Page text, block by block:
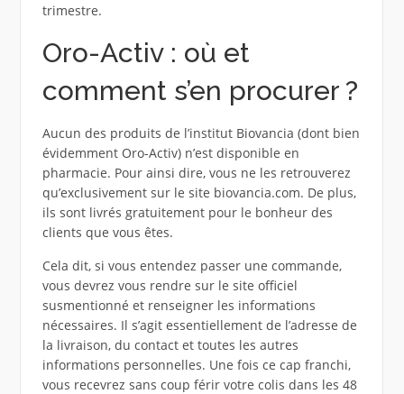
trimestre.
Oro-Activ : où et
comment s’en procurer ?
Aucun des produits de l’institut Biovancia (dont bien
évidemment Oro-Activ) n’est disponible en
pharmacie. Pour ainsi dire, vous ne les retrouverez
qu’exclusivement sur le site biovancia.com. De plus,
ils sont livrés gratuitement pour le bonheur des
clients que vous êtes.
Cela dit, si vous entendez passer une commande,
vous devrez vous rendre sur le site officiel
susmentionné et renseigner les informations
nécessaires. Il s’agit essentiellement de l’adresse de
la livraison, du contact et toutes les autres
informations personnelles. Une fois ce cap franchi,
vous recevrez sans coup férir votre colis dans les 48